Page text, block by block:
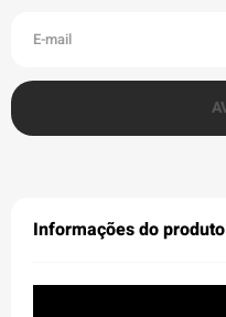
Informações do produto